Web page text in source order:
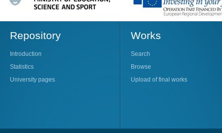
Repository
Introduction
Statistics
University pages
Works
Search
Browse
Upload of final works